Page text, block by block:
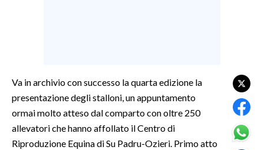
SPETTACOLI
Va in archivio con successo la quarta edizione la
presentazione degli stalloni, un appuntamento
ormai molto atteso dal comparto con oltre 250
allevatori che hanno affollato il Centro di
Riproduzione Equina di Su Padru-Ozieri. Primo atto